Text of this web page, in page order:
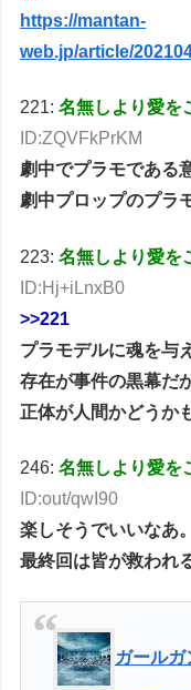
https://mantan-
web.jp/article/
221:名無しより愛を
ID:ZQVFkPrKM
劇中でプラモである
劇中プロップのプラ
223:名無しより愛を
ID:Hj+iLnxB0
>>221
プラモデルに魂を与
存在が事件の黒幕だ
正体が人間かどうか
246:名無しより愛を
ID:out/qwI90
楽しそうでいいなあ。
最終回は皆が救われ
ガールガ